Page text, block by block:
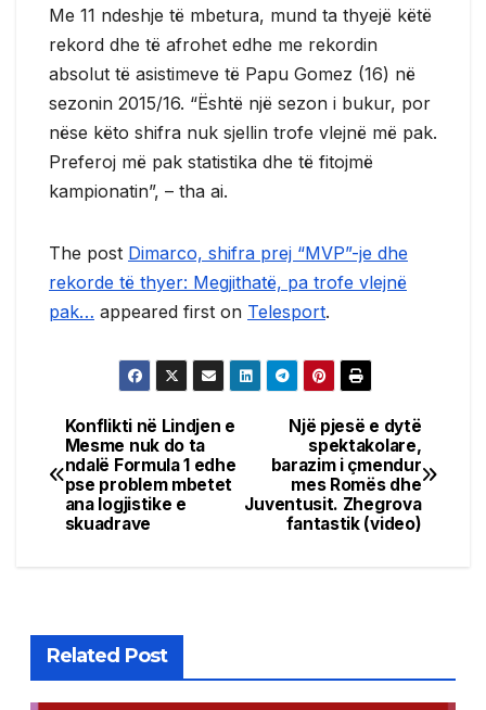
Me 11 ndeshje të mbetura, mund ta thyejë këtë
rekord dhe të afrohet edhe me rekordin
absolut të asistimeve të Papu Gomez (16) në
sezonin 2015/16. “Është një sezon i bukur, por
nëse këto shifra nuk sjellin trofe vlejnë më pak.
Preferoj më pak statistika dhe të fitojmë
kampionatin”, – tha ai.
The post Dimarco, shifra prej “MVP”-je dhe
rekorde të thyer: Megjithatë, pa trofe vlejnë
pak… appeared first on Telesport.
Post
navigation
Një pjesë e dytë
spektakolare,
barazim i çmendur
mes Romës dhe
Juventusit. Zhegrova
fantastik (video)
Konflikti në Lindjen e
Mesme nuk do ta
ndalë Formula 1 edhe
pse problem mbetet
ana logjistike e
skuadrave
Related Post